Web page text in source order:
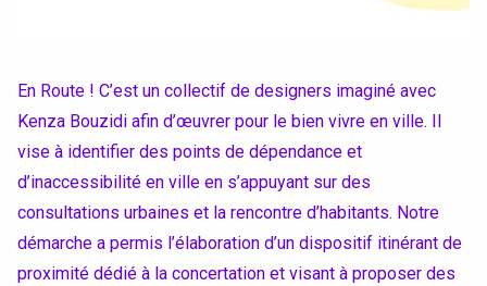
Entreprises et Institutions
Instagram
LinkedIn
En Route ! C’est un collectif de designers imaginé avec
Kenza Bouzidi afin d’œuvrer pour le bien vivre en ville. Il
vise à identifier des points de dépendance et
d’inaccessibilité en ville en s’appuyant sur des
consultations urbaines et la rencontre d’habitants. Notre
démarche a permis l’élaboration d’un dispositif itinérant de
proximité dédié à la concertation et visant à proposer des